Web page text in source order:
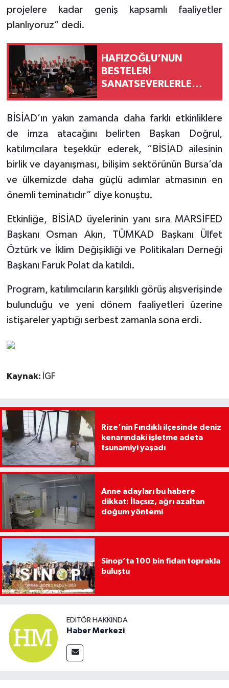
projelere kadar geniş kapsamlı faaliyetler
planlıyoruz” dedi.
HAFIZOĞLU’NUN
BESTELERİ
SANATSEVERLERLE
BİSİAD’ın yakın zamanda daha farklı etkinliklere
de imza atacağını belirten Başkan Doğrul,
katılımcılara teşekkür ederek, “BİSİAD ailesinin
birlik ve dayanışması, bilişim sektörünün Bursa’da
ve ülkemizde daha güçlü adımlar atmasının en
önemli teminatıdır” diye konuştu.
Etkinliğe, BİSİAD üyelerinin yanı sıra MARSİFED
Başkanı Osman Akın, TÜMKAD Başkanı Ülfet
Öztürk ve İklim Değişikliği ve Politikaları Derneği
Başkanı Faruk Polat da katıldı.
Program, katılımcıların karşılıklı görüş alışverişinde
bulunduğu ve yeni dönem faaliyetleri üzerine
istişareler yaptığı serbest zamanla sona erdi.
Kaynak: İGF
Rize'nin Fındıklı ilçesinde deniz
kenarındaki işletme adeta
tsunamiyi yaşadı
Anne adayları bu habere
dikkat: İlaçsız, ağrı azaltan
doğum yöntemi
Sinop’ta 100 bin fidan toprakla
buluştu
EDITÖR HAKKINDA
Haber Merkezi